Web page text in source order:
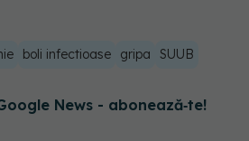
boli infectioase gripa SUUB
News - abonează‑te!